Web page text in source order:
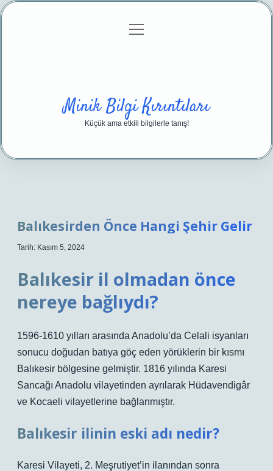
Gizlilik Politikası
menüyü
Minik Bilgi Kırıntıları
Küçük ama etkili bilgilerle tanış!
Balıkesirden Önce Hangi Şehir Gelir
Tarih: Kasım 5, 2024
Balıkesir il olmadan önce
nereye bağlıydı?
1596-1610 yılları arasında Anadolu’da Celali isyanları
sonucu doğudan batıya göç eden yörüklerin bir kısmı
Balıkesir bölgesine gelmiştir. 1816 yılında Karesi
Sancağı Anadolu vilayetinden ayrılarak Hüdavendigâr
ve Kocaeli vilayetlerine bağlanmıştır.
Balıkesir ilinin eski adı nedir?
Karesi Vilayeti, 2. Meşrutiyet’in ilanından sonra